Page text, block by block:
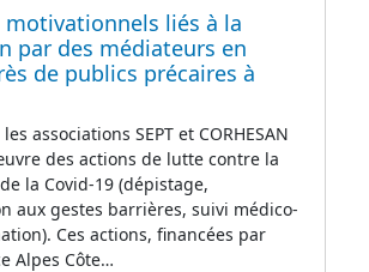
motivationnels liés à la
par des médiateurs en
de publics précaires à
associations SEPT et CORHESAN
des actions de lutte contre la
la Covid-19 (dépistage,
aux gestes barrières, suivi médico-
Ces actions, financées par
Alpes Côte…